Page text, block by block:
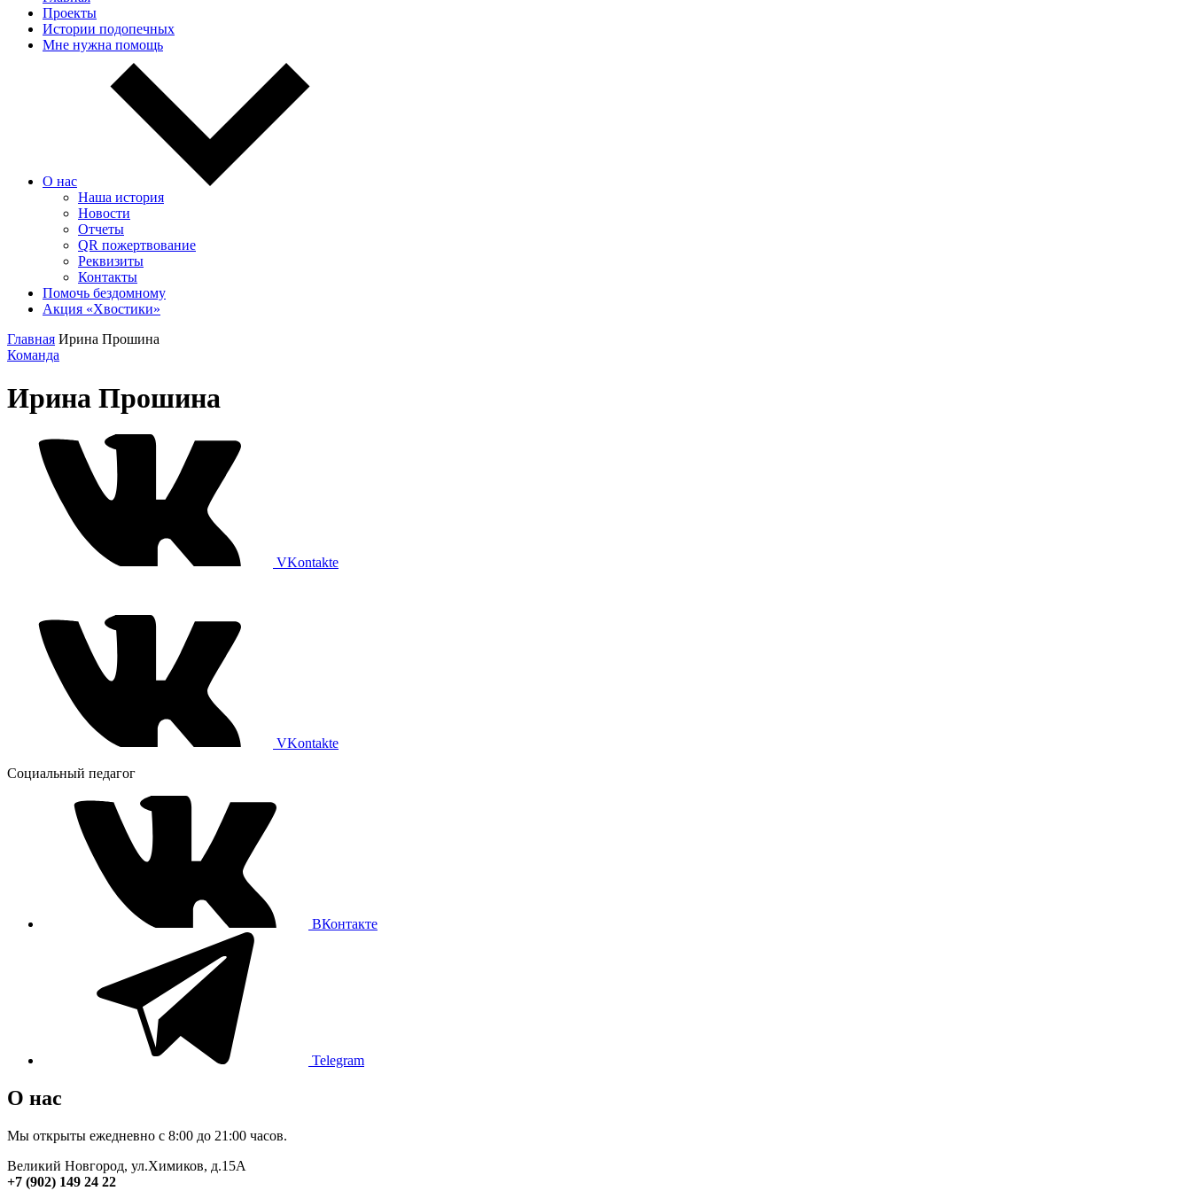
Проекты
Истории подопечных
Мне нужна помощь
О нас
Наша история
Новости
Отчеты
QR пожертвование
Реквизиты
Контакты
Помочь бездомному
Акция «Хвостики»
Главная Ирина Прошина
Команда
Ирина Прошина
VKontakte
VKontakte
Социальный педагог
ВКонтакте
Telegram
О нас
Мы открыты ежедневно с 8:00 до 21:00 часов.
Великий Новгород, ул.Химиков, д.15А
+7 (902) 149 24 22